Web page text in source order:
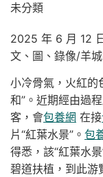
未分類
2025 年 6 月 12 日
文、圖、錄像/羊
小冷骨氣，火紅的
和”。近期經由過
客，會包養網 在接
片“紅葉水景”。 包
得悉，該“紅葉水
碧道扶植，到此游